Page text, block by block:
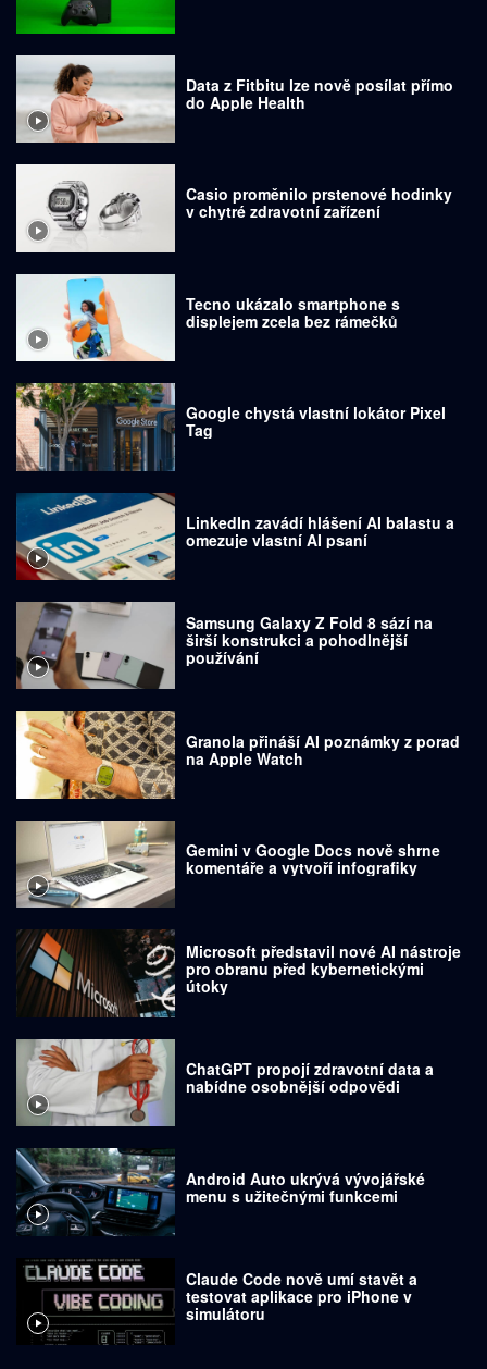
Data z Fitbitu lze nově posílat přímo
do Apple Health
Casio proměnilo prstenové hodinky
v chytré zdravotní zařízení
Tecno ukázalo smartphone s
displejem zcela bez rámečků
Google chystá vlastní lokátor Pixel
Tag
LinkedIn zavádí hlášení AI balastu a
omezuje vlastní AI psaní
Samsung Galaxy Z Fold 8 sází na
širší konstrukci a pohodlnější
používání
Granola přináší AI poznámky z porad
na Apple Watch
Gemini v Google Docs nově shrne
komentáře a vytvoří infografiky
Microsoft představil nové AI nástroje
pro obranu před kybernetickými
útoky
ChatGPT propojí zdravotní data a
nabídne osobnější odpovědi
Android Auto ukrývá vývojářské
menu s užitečnými funkcemi
Claude Code nově umí stavět a
testovat aplikace pro iPhone v
simulátoru